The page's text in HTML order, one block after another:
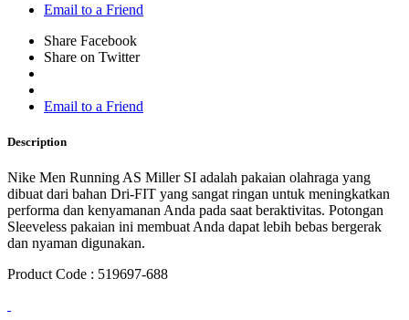
Email to a Friend
Share Facebook
Share on Twitter
Email to a Friend
Description
Nike Men Running AS Miller SI adalah pakaian olahraga yang
dibuat dari bahan Dri-FIT yang sangat ringan untuk meningkatkan
performa dan kenyamanan Anda pada saat beraktivitas. Potongan
Sleeveless pakaian ini membuat Anda dapat lebih bebas bergerak
dan nyaman digunakan.
Product Code : 519697-688